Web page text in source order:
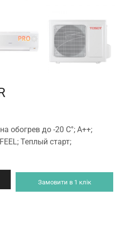
обогрев до -20 С°; А++;
Теплый старт;
Замовити в 1 клік